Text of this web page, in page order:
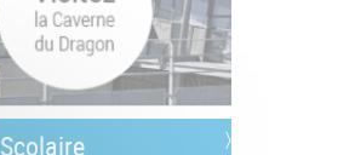
Scolaire